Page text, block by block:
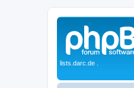
lists.darc.de .